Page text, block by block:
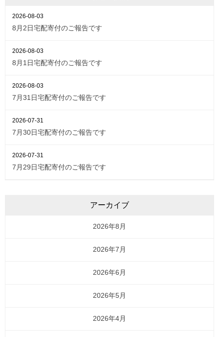
8月2日宅配寄付のご報告です
2026-08-03
8月1日宅配寄付のご報告です
2026-08-03
7月31日宅配寄付のご報告です
2026-08-03
7月30日宅配寄付のご報告です
2026-07-31
7月29日宅配寄付のご報告です
2026-07-31
アーカイブ
2026年8月
2026年7月
2026年6月
2026年5月
2026年4月